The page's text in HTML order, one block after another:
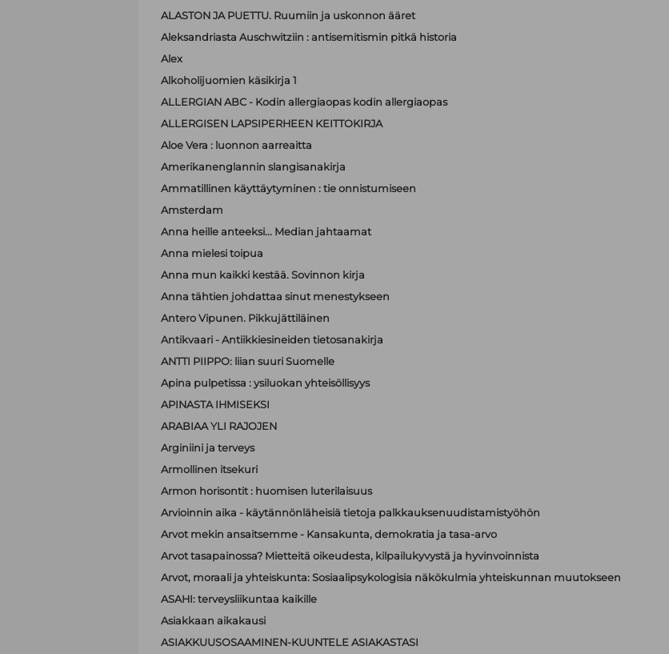
ALASTON JA PUETTU. Ruumiin ja uskonnon ääret
Aleksandriasta Auschwitziin : antisemitismin pitkä historia
Alex
Alkoholijuomien käsikirja 1
ALLERGIAN ABC - Kodin allergiaopas kodin allergiaopas
ALLERGISEN LAPSIPERHEEN KEITTOKIRJA
Aloe Vera : luonnon aarreaitta
Amerikanenglannin slangisanakirja
Ammatillinen käyttäytyminen : tie onnistumiseen
Amsterdam
Anna heille anteeksi... Median jahtaamat
Anna mielesi toipua
Anna mun kaikki kestää. Sovinnon kirja
Anna tähtien johdattaa sinut menestykseen
Antero Vipunen. Pikkujättiläinen
Antikvaari - Antiikkiesineiden tietosanakirja
ANTTI PIIPPO: liian suuri Suomelle
Apina pulpetissa : ysiluokan yhteisöllisyys
APINASTA IHMISEKSI
ARABIAA YLI RAJOJEN
Arginiini ja terveys
Armollinen itsekuri
Armon horisontit : huomisen luterilaisuus
Arvioinnin aika - käytännönläheisiä tietoja palkkauksenuudistamistyöhön
Arvot mekin ansaitsemme - Kansakunta, demokratia ja tasa-arvo
Arvot tasapainossa? Mietteitä oikeudesta, kilpailukyvystä ja hyvinvoinnista
Arvot, moraali ja yhteiskunta: Sosiaalipsykologisia näkökulmia yhteiskunnan muutokseen
ASAHI: terveysliikuntaa kaikille
Asiakkaan aikakausi
ASIAKKUUSOSAAMINEN-KUUNTELE ASIAKASTASI